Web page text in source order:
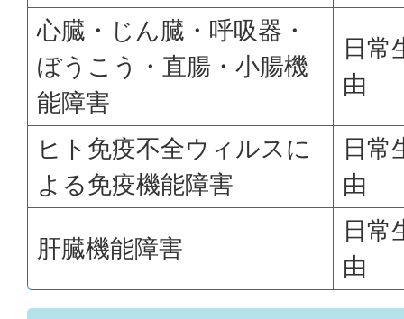
心臓・じん臓・呼吸器・
ぼうこう・直腸・小腸機
能障害
日常
由
ヒト免疫不全ウィルスに
よる免疫機能障害
日常
由
肝臓機能障害
日常
由